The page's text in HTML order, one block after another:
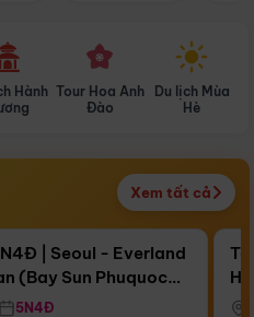
Hành Tour Hoa Anh
Đào
Du lịch Mùa
Hè
Xem tất cả
Điểm nổi bật
| Seoul - Everland
(Bay Sun Phuquoc
5N4Đ